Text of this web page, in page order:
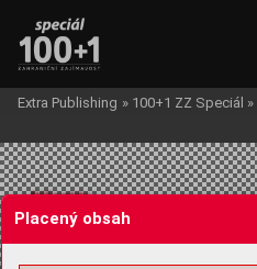
Extra Publishing » 100+1 ZZ Speciál »
Placený obsah